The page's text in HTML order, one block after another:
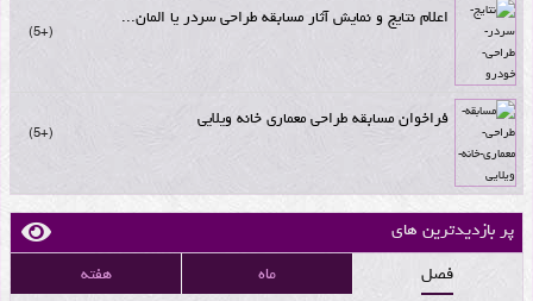
اعلام نتایج و نمایش آثار مسابقه طراحی سردر یا المان...
+5
فراخوان مسابقه طراحی معماری خانه ویلایی
+5
پر بازدیدترین های
فصل ماه هفته